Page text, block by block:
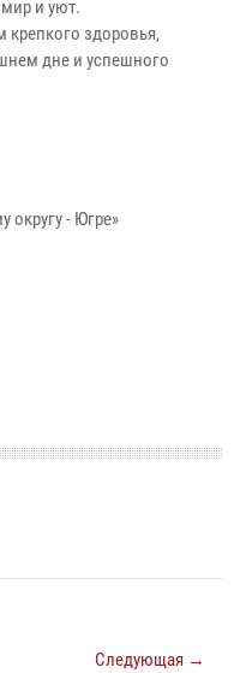
и уют.
крепкого здоровья,
дне и успешного
- Югре»
Следующая →